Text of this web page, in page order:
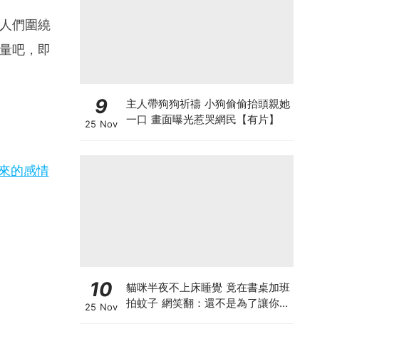
們圍繞
吧，即
的感情
9
25 Nov
主人帶狗狗祈禱 小狗偷偷抬頭親她
一口 畫面曝光惹哭網民【有片】
10
25 Nov
貓咪半夜不上床睡覺 竟在書桌加班
拍蚊子 網笑翻：還不是為了讓你睡